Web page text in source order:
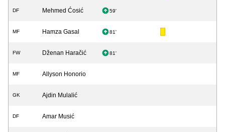
DF Mehmed Ćosić 59'
MF Hamza Gasal 81'
FW Dženan Haračić 81'
MF Allyson Honorio
GK Ajdin Mulalić
DF Amar Musić